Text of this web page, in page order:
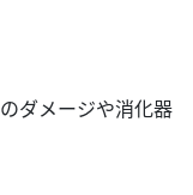
ダメージや消化器